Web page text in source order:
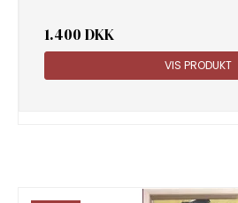
1.400 DKK
VIS PRODUKT